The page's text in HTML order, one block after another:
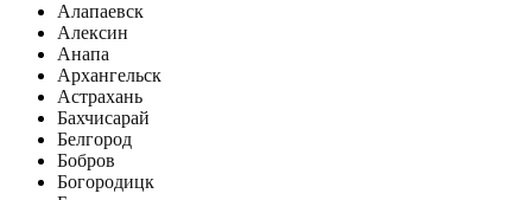
Алапаевск
Алексин
Анапа
Архангельск
Астрахань
Бахчисарай
Белгород
Бобров
Богородицк